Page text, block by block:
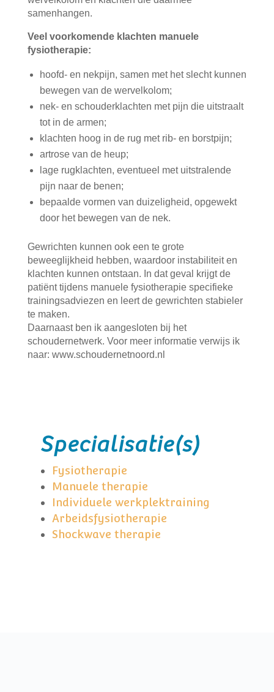
samenhangen.
Veel voorkomende klachten manuele
fysiotherapie:
hoofd- en nekpijn, samen met het slecht kunnen
bewegen van de wervelkolom;
nek- en schouderklachten met pijn die uitstraalt
tot in de armen;
klachten hoog in de rug met rib- en borstpijn;
artrose van de heup;
lage rugklachten, eventueel met uitstralende
pijn naar de benen;
bepaalde vormen van duizeligheid, opgewekt
door het bewegen van de nek.
Gewrichten kunnen ook een te grote
beweeglijkheid hebben, waardoor instabiliteit en
klachten kunnen ontstaan. In dat geval krijgt de
patiënt tijdens manuele fysiotherapie specifieke
trainingsadviezen en leert de gewrichten stabieler
te maken.
Daarnaast ben ik aangesloten bij het
schoudernetwerk. Voor meer informatie verwijs ik
naar: www.schoudernetnoord.nl
Specialisatie(s)
Fysiotherapie
Manuele therapie
Individuele werkplektraining
Arbeidsfysiotherapie
Shockwave therapie